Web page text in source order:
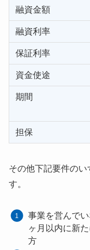
融資金額
融資利率
保証利率
資金使途
期間
担保
その他下記要件の
す。
事業を営んで
ヶ月以内に新
方